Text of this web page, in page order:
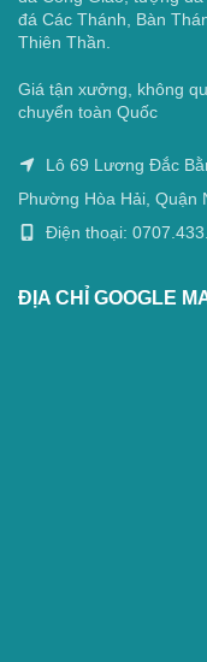
đá Các Thánh, Bàn
Thiên Thần.
Giá tận xưởng, không
chuyển toàn Quốc
Lô 69 Lương Đắc
Phường Hòa Hải, Quận
Điện thoại:
ĐỊA CHỈ GOOGLE